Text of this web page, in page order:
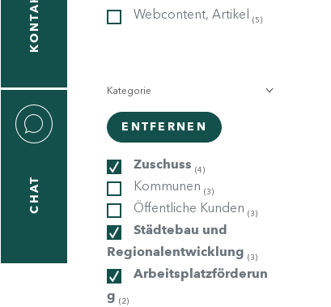
KONTAKT
CHAT
Webcontent, Artikel (5)
Kategorie
ENTFERNEN
Zuschuss (4)
Kommunen (3)
Öffentliche Kunden (3)
Städtebau und
Regionalentwicklung (3)
Arbeitsplatzförderun
g (2)